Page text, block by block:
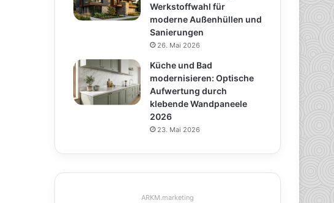
Werkstoffwahl für
moderne Außenhüllen und
Sanierungen
26. Mai 2026
Küche und Bad
modernisieren: Optische
Aufwertung durch
klebende Wandpaneele
2026
23. Mai 2026
ARKM.marketing